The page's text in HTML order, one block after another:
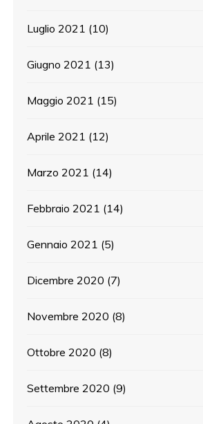
Luglio 2021 (10)
Giugno 2021 (13)
Maggio 2021 (15)
Aprile 2021 (12)
Marzo 2021 (14)
Febbraio 2021 (14)
Gennaio 2021 (5)
Dicembre 2020 (7)
Novembre 2020 (8)
Ottobre 2020 (8)
Settembre 2020 (9)